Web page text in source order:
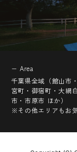
− Area
千葉県全域（館山市
宮町・御宿町・大網
市・市原市 ほか）
※その他エリアもお